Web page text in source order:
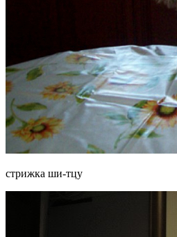
стрижка ши-тцу